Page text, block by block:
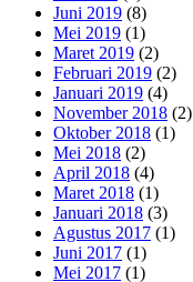
Juni 2019 (8)
Mei 2019 (1)
Maret 2019 (2)
Februari 2019 (2)
Januari 2019 (4)
November 2018 (2)
Oktober 2018 (1)
Mei 2018 (2)
April 2018 (4)
Maret 2018 (1)
Januari 2018 (3)
Agustus 2017 (1)
Juni 2017 (1)
Mei 2017 (1)